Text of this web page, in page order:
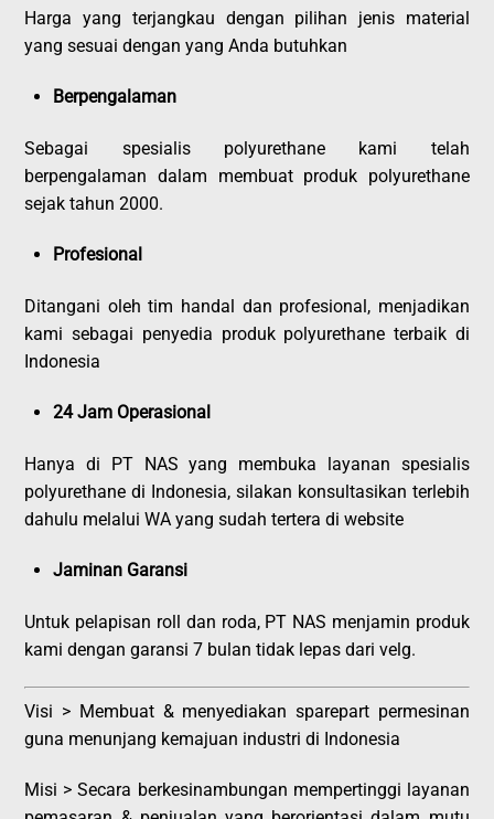
Harga yang terjangkau dengan pilihan jenis material
yang sesuai dengan yang Anda butuhkan
Berpengalaman
Sebagai spesialis polyurethane kami telah
berpengalaman dalam membuat produk polyurethane
sejak tahun 2000.
Profesional
Ditangani oleh tim handal dan profesional, menjadikan
kami sebagai penyedia produk polyurethane terbaik di
Indonesia
24 Jam Operasional
Hanya di PT NAS yang membuka layanan spesialis
polyurethane di Indonesia, silakan konsultasikan terlebih
dahulu melalui WA yang sudah tertera di website
Jaminan Garansi
Untuk pelapisan roll dan roda, PT NAS menjamin produk
kami dengan garansi 7 bulan tidak lepas dari velg.
Visi > Membuat & menyediakan sparepart permesinan
guna menunjang kemajuan industri di Indonesia
Misi >Secara berkesinambungan mempertinggi layanan